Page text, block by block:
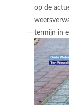
op de
termijn in